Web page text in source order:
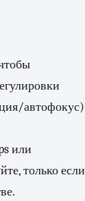
автофокус)
или
только если